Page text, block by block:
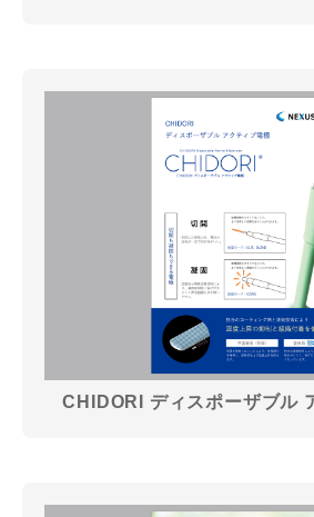
CHIDORI ディスポーザブル